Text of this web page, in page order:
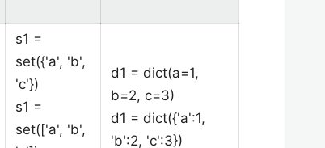
s1 =
set({'a', 'b',
'c'})
s1 =
set(['a', 'b',
d1 = dict(a=1,
b=2, c=3)
d1 = dict({'a':1,
'b':2, 'c':3})